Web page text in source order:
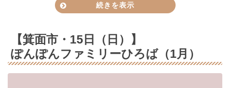
続きを表示
【箕面市・15日（日）】
ぽんぽんファミリーひろば（1月）